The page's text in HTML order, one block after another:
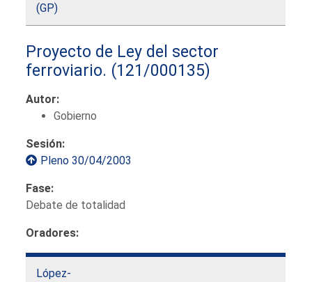
(GP)
Proyecto de Ley del sector
ferroviario. (121/000135)
Autor:
Gobierno
Sesión:
Pleno 30/04/2003
Fase:
Debate de totalidad
Oradores:
López-